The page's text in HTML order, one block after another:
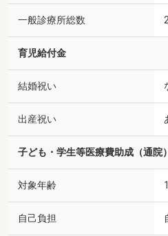
一般診療所総数
育児給付金
結婚祝い
出産祝い
子ども・学生等医療費助成（通院）
対象年齢
自己負担